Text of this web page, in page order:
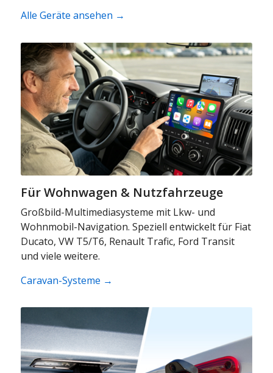
Alle Geräte ansehen →
Für Wohnwagen & Nutzfahrzeuge
Großbild-Multimediasysteme mit Lkw- und
Wohnmobil-Navigation. Speziell entwickelt für Fiat
Ducato, VW T5/T6, Renault Trafic, Ford Transit
und viele weitere.
Caravan-Systeme →